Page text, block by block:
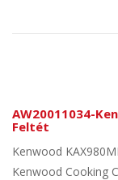
AW20011034-
Feltét
Kenwood
Kenwood Cooking